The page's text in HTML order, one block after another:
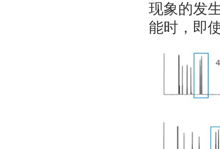
现象的发
能时，即